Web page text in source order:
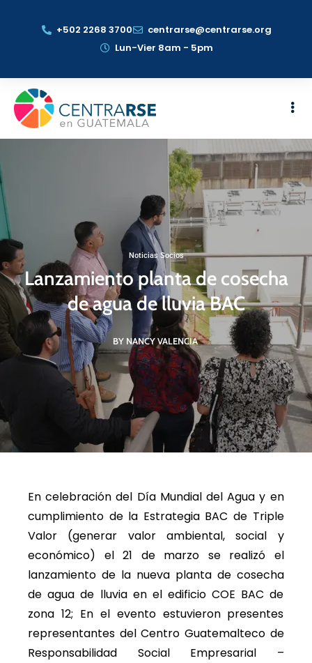
+502 2268 3700
centrarse@centrarse.org
Lun-Vier 8am - 5pm
Noticias Socios
Lanzamiento planta de cosecha
de agua de lluvia BAC
BY NANCY VALENCIA
En celebración del Día Mundial del Agua y en
cumplimiento de la Estrategia BAC de Triple
Valor (generar valor ambiental, social y
económico) el 21 de marzo se realizó el
lanzamiento de la nueva planta de cosecha
de agua de lluvia en el edificio COE BAC de
zona 12; En el evento estuvieron presentes
representantes del Centro Guatemalteco de
Responsabilidad Social Empresarial –